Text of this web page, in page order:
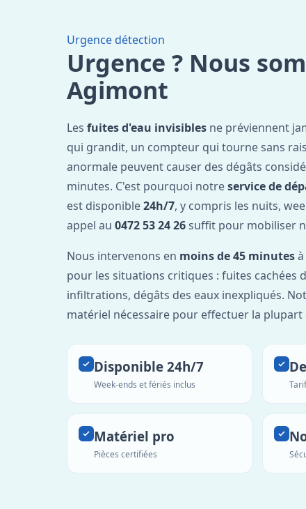
Urgence détection
Urgence ? Nous
Agimont
Les fuites d'eau invisibles ne préviennent
qui grandit, un compteur qui tourne sans
anormale peuvent causer des dégâts
minutes. C'est pourquoi notreservice de
est disponible24h/7, y compris les nuits,
appel au 0472 53 24 26suffit pour mobiliser
Nous intervenons en moins de 45 minutes
pour les situations critiques : fuites cachées
infiltrations, dégâts des eaux inexpliqués.
matériel nécessaire pour effectuer la
Disponible 24h/7
Week-ends et fériés inclus
Matériel pro
Pièces certifiées